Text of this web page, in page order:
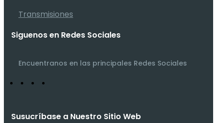
Transmisiones
Siguenos en Redes Sociales
Encuentranos en las principales Redes Sociales
Susucríbase a Nuestro Sitio Web